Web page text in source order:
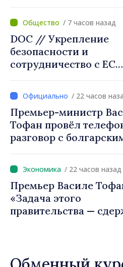
Ремонтные работы
выполнены в
приоритетном режиме
/ 7 часов назад
DOC // Укрепление
безопасности и
сотрудничество с ЕС.
Национальной
обороны на 2024–2034
опубликована в
Oficial
/ 22 часов
Премьер-министр
Тофан провёл
разговор с
Радевым
/ 22 часов назад
Премьер Василе
«Задача этого
правительства —